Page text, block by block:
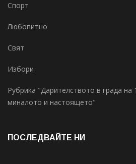
Спорт
Любопитно
Свят
Избори
Рубрика "Дарителството в града на
миналото и настоящето"
ПОСЛЕДВАЙТЕ НИ